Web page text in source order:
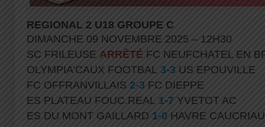
REGIONAL 2 U18 GROUPE C
DIMANCHE 09 NOVEMBRE 2025 – 12H30
SC FRILEUSE ARRÊTÉ FC NEUFCHATEL EN
OLYMPIA’CAUX FOOTBAL 3-3 US EPOUVILLE
FC OFFRANVILLAIS 2-3 FC DIEPPE
ES PLATEAU FOUC.REAL 1-7 YVETOT AC
ES DU MONT GAILLARD 1-0 HAVRE